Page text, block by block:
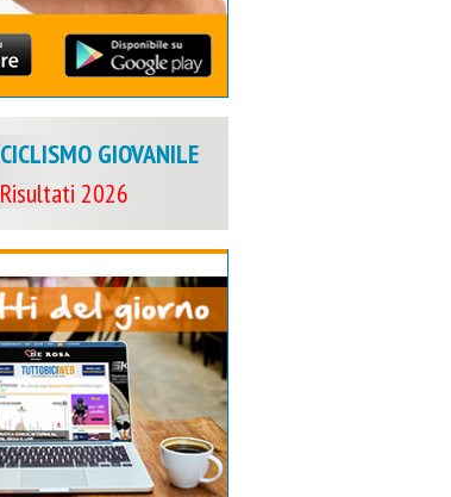
CICLISMO GIOVANILE
Risultati 2026